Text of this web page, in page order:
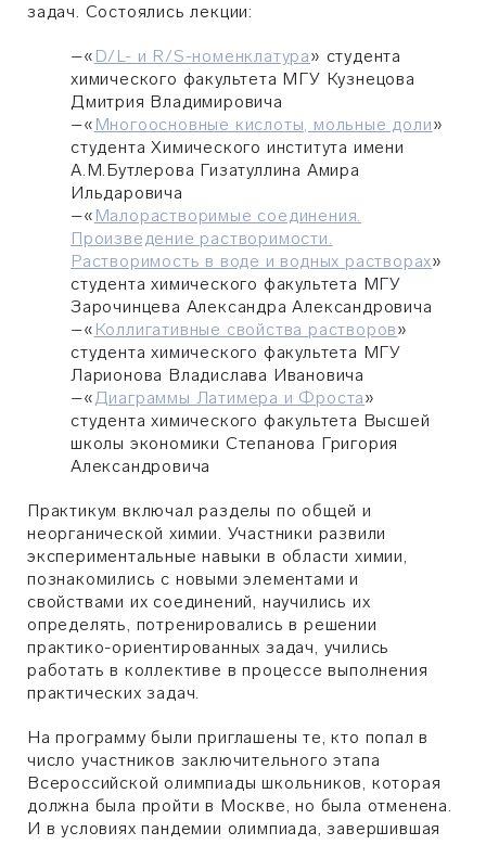
задач. Состоялись лекции:
–« D/L- и R/S-номенклатура» студента
химического факультета МГУ Кузнецова
Дмитрия Владимировича
–« Многоосновные кислоты, мольные доли»
студента Химического института имени
А.М.Бутлерова Гизатуллина Амира
Ильдаровича
–« Малорастворимые соединения.
Произведение растворимости.
Растворимость в воде и водных растворах»
студента химического факультета МГУ
Зарочинцева Александра Александровича
–« Коллигативные свойства растворов»
студента химического факультета МГУ
Ларионова Владислава Ивановича
–«Диаграммы Латимера и Фроста»
студента химического факультета Высшей
школы экономики Степанова Григория
Александровича
Практикум включал разделы по общей и
неорганической химии. Участники развили
экспериментальные навыки в области химии,
познакомились с новыми элементами и
свойствами их соединений, научились их
определять, потренировались в решении
практико-ориентированных задач, учились
работать в коллективе в процессе выполнения
практических задач.
На программу были приглашены те, кто попал в
число участников заключительного этапа
Всероссийской олимпиады школьников, которая
должна была пройти в Москве, но была отменена.
И в условиях пандемии олимпиада, завершившая